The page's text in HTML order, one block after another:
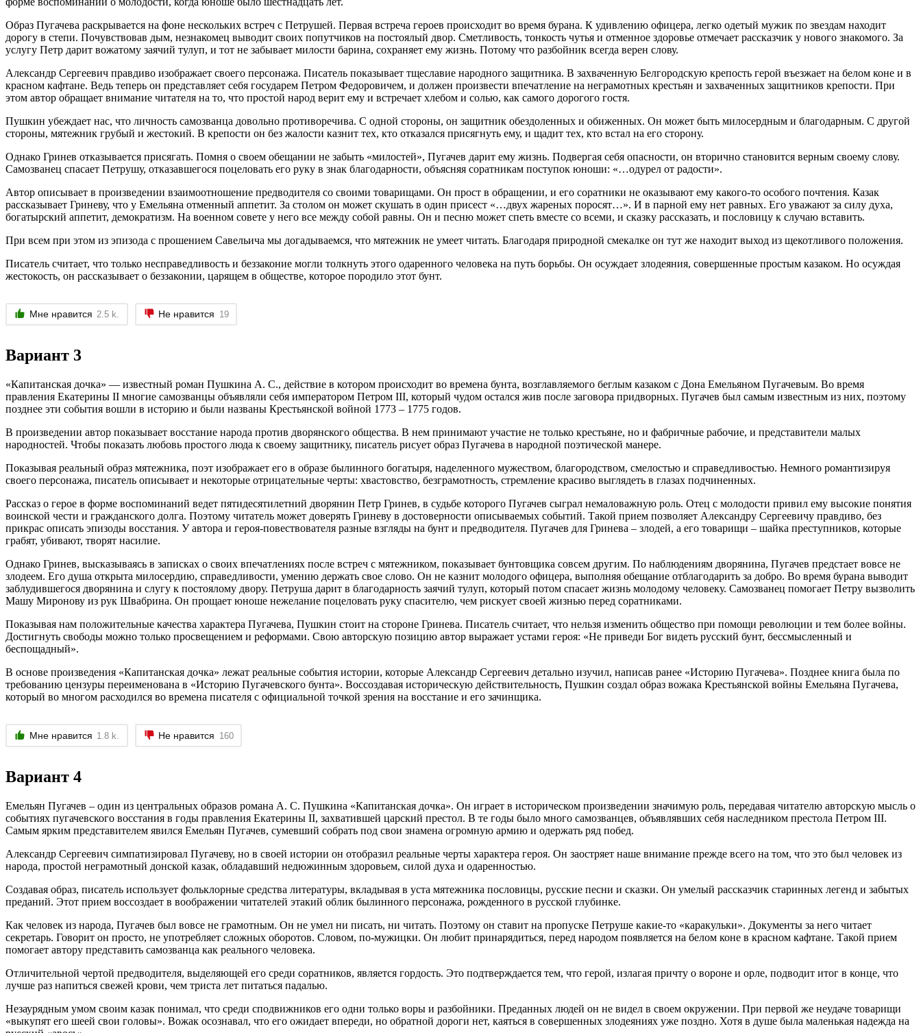
Образ Пугачева раскрывается на фоне нескольких встреч с Петрушей. Первая встреча героев происходит во время бурана. К удивлению офицера, легко одетый мужик по звездам находит
дорогу в степи. Почувствовав дым, незнакомец выводит своих попутчиков на постоялый двор. Сметливость, тонкость чутья и отменное здоровье отмечает рассказчик у нового знакомого. За
услугу Петр дарит вожатому заячий тулуп, и тот не забывает милости барина, сохраняет ему жизнь. Потому что разбойник всегда верен слову.
Александр Сергеевич правдиво изображает своего персонажа. Писатель показывает тщеславие народного защитника. В захваченную Белгородскую крепость герой въезжает на белом коне и в
красном кафтане. Ведь теперь он представляет себя государем Петром Федоровичем, и должен произвести впечатление на неграмотных крестьян и захваченных защитников крепости. При
этом автор обращает внимание читателя на то, что простой народ верит ему и встречает хлебом и солью, как самого дорогого гостя.
Пушкин убеждает нас, что личность самозванца довольно противоречива. С одной стороны, он защитник обездоленных и обиженных. Он может быть милосердным и благодарным. С другой
стороны, мятежник грубый и жестокий. В крепости он без жалости казнит тех, кто отказался присягнуть ему, и щадит тех, кто встал на его сторону.
Однако Гринев отказывается присягать. Помня о своем обещании не забыть «милостей», Пугачев дарит ему жизнь. Подвергая себя опасности, он вторично становится верным своему слову.
Самозванец спасает Петрушу, отказавшегося поцеловать его руку в знак благодарности, объясняя соратникам поступок юноши: «…одурел от радости».
Автор описывает в произведении взаимоотношение предводителя со своими товарищами. Он прост в обращении, и его соратники не оказывают ему какого-то особого почтения. Казак
рассказывает Гриневу, что у Емельяна отменный аппетит. За столом он может скушать в один присест «…двух жареных поросят…». И в парной ему нет равных. Его уважают за силу духа,
богатырский аппетит, демократизм. На военном совете у него все между собой равны. Он и песню может спеть вместе со всеми, и сказку рассказать, и пословицу к случаю вставить.
При всем при этом из эпизода с прошением Савельича мы догадываемся, что мятежник не умеет читать. Благодаря природной смекалке он тут же находит выход из щекотливого положения.
Писатель считает, что только несправедливость и беззаконие могли толкнуть этого одаренного человека на путь борьбы. Он осуждает злодеяния, совершенные простым казаком. Но осуждая
жестокость, он рассказывает о беззаконии, царящем в обществе, которое породило этот бунт.
Мне нравится 2.5 k. Не нравится 19
Вариант 3
«Капитанская дочка» — известный роман Пушкина А. С., действие в котором происходит во времена бунта, возглавляемого беглым казаком с Дона Емельяном Пугачевым. Во время
правления Екатерины II многие самозванцы объявляли себя императором Петром III, который чудом остался жив после заговора придворных. Пугачев был самым известным из них, поэтому
позднее эти события вошли в историю и были названы Крестьянской войной 1773 – 1775 годов.
В произведении автор показывает восстание народа против дворянского общества. В нем принимают участие не только крестьяне, но и фабричные рабочие, и представители малых
народностей. Чтобы показать любовь простого люда к своему защитнику, писатель рисует образ Пугачева в народной поэтической манере.
Показывая реальный образ мятежника, поэт изображает его в образе былинного богатыря, наделенного мужеством, благородством, смелостью и справедливостью. Немного романтизируя
своего персонажа, писатель описывает и некоторые отрицательные черты: хвастовство, безграмотность, стремление красиво выглядеть в глазах подчиненных.
Рассказ о герое в форме воспоминаний ведет пятидесятилетний дворянин Петр Гринев, в судьбе которого Пугачев сыграл немаловажную роль. Отец с молодости привил ему высокие понятия
воинской чести и гражданского долга. Поэтому читатель может доверять Гриневу в достоверности описываемых событий. Такой прием позволяет Александру Сергеевичу правдиво, без
прикрас описать эпизоды восстания. У автора и героя-повествователя разные взгляды на бунт и предводителя. Пугачев для Гринева – злодей, а его товарищи – шайка преступников, которые
грабят, убивают, творят насилие.
Однако Гринев, высказываясь в записках о своих впечатлениях после встреч с мятежником, показывает бунтовщика совсем другим. По наблюдениям дворянина, Пугачев предстает вовсе не
злодеем. Его душа открыта милосердию, справедливости, умению держать свое слово. Он не казнит молодого офицера, выполняя обещание отблагодарить за добро. Во время бурана выводит
заблудившегося дворянина и слугу к постоялому двору. Петруша дарит в благодарность заячий тулуп, который потом спасает жизнь молодому человеку. Самозванец помогает Петру вызволить
Машу Миронову из рук Швабрина. Он прощает юноше нежелание поцеловать руку спасителю, чем рискует своей жизнью перед соратниками.
Показывая нам положительные качества характера Пугачева, Пушкин стоит на стороне Гринева. Писатель считает, что нельзя изменить общество при помощи революции и тем более войны.
Достигнуть свободы можно только просвещением и реформами. Свою авторскую позицию автор выражает устами героя: «Не приведи Бог видеть русский бунт, бессмысленный и
беспощадный».
В основе произведения «Капитанская дочка» лежат реальные события истории, которые Александр Сергеевич детально изучил, написав ранее «Историю Пугачева». Позднее книга была по
требованию цензуры переименована в «Историю Пугачевского бунта». Воссоздавая историческую действительность, Пушкин создал образ вожака Крестьянской войны Емельяна Пугачева,
который во многом расходился во времена писателя с официальной точкой зрения на восстание и его зачинщика.
Мне нравится 1.8 k. Не нравится 160
Вариант 4
Емельян Пугачев – один из центральных образов романа А. С. Пушкина «Капитанская дочка». Он играет в историческом произведении значимую роль, передавая читателю авторскую мысль о
событиях пугачевского восстания в годы правления Екатерины II, захватившей царский престол. В те годы было много самозванцев, объявлявших себя наследником престола Петром III.
Самым ярким представителем явился Емельян Пугачев, сумевший собрать под свои знамена огромную армию и одержать ряд побед.
Александр Сергеевич симпатизировал Пугачеву, но в своей истории он отобразил реальные черты характера героя. Он заостряет наше внимание прежде всего на том, что это был человек из
народа, простой неграмотный донской казак, обладавший недюжинным здоровьем, силой духа и одаренностью.
Создавая образ, писатель использует фольклорные средства литературы, вкладывая в уста мятежника пословицы, русские песни и сказки. Он умелый рассказчик старинных легенд и забытых
преданий. Этот прием воссоздает в воображении читателей этакий облик былинного персонажа, рожденного в русской глубинке.
Как человек из народа, Пугачев был вовсе не грамотным. Он не умел ни писать, ни читать. Поэтому он ставит на пропуске Петруше какие-то «каракульки». Документы за него читает
секретарь. Говорит он просто, не употребляет сложных оборотов. Словом, по-мужицки. Он любит принарядиться, перед народом появляется на белом коне в красном кафтане. Такой прием
помогает автору представить самозванца как реального человека.
Отличительной чертой предводителя, выделяющей его среди соратников, является гордость. Это подтверждается тем, что герой, излагая причту о вороне и орле, подводит итог в конце, что
лучше раз напиться свежей крови, чем триста лет питаться падалью.
Незаурядным умом своим казак понимал, что среди сподвижников его одни только воры и разбойники. Преданных людей он не видел в своем окружении. При первой же неудаче товарищи
«выкупят его шеей свои головы». Вожак осознавал, что его ожидает впереди, но обратной дороги нет, каяться в совершенных злодеяниях уже поздно. Хотя в душе была маленькая надежда на